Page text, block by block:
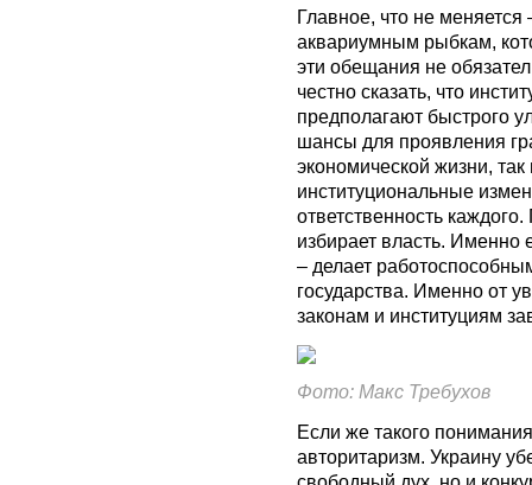
Главное, что не меняется
аквариумным рыбкам,
эти обещания не
честно сказать, что
предполагают быстрого
шансы для проявления
экономической жизни,
институциональные
ответственность
избирает власть. Именно
– делает
государства. Именно от
законам и институциям
Фото: Макс Требухов
Если же такого
авторитаризм. Украину